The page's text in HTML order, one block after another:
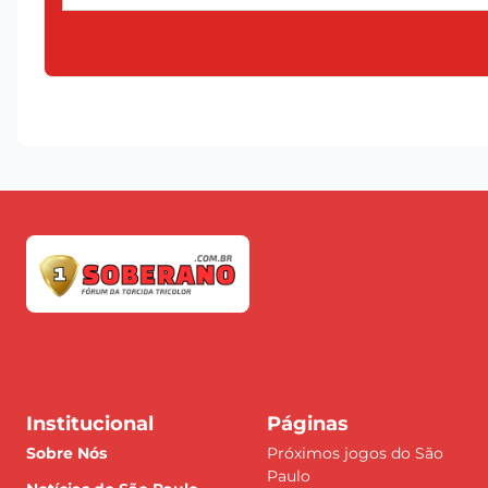
Institucional
Sobre Nós
Páginas
Próximos jogos do São
Paulo